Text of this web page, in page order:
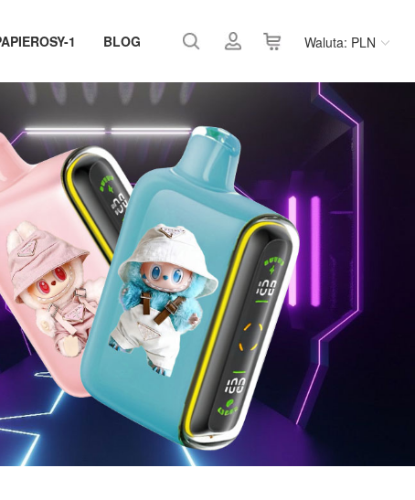
Waluta: PLN
1 BLOG